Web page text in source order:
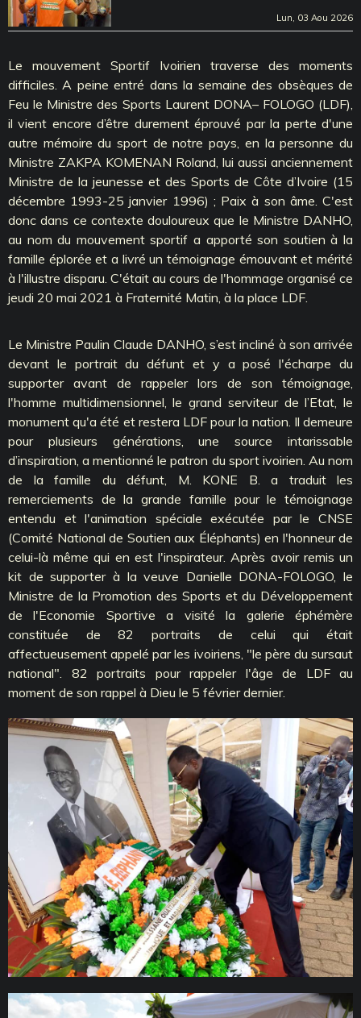
Lun, 03 Aou 2026
Le mouvement Sportif Ivoirien traverse des moments
difficiles. A peine entré dans la semaine des obsèques de
Feu le Ministre des Sports Laurent DONA– FOLOGO (LDF),
il vient encore d’être durement éprouvé par la perte d'une
autre mémoire du sport de notre pays, en la personne du
Ministre ZAKPA KOMENAN Roland, lui aussi anciennement
Ministre de la jeunesse et des Sports de Côte d’Ivoire (15
décembre 1993-25 janvier 1996) ; Paix à son âme. C'est
donc dans ce contexte douloureux que le Ministre DANHO,
au nom du mouvement sportif a apporté son soutien à la
famille éplorée et a livré un témoignage émouvant et mérité
à l'illustre disparu. C'était au cours de l'hommage organisé ce
jeudi 20 mai 2021 à Fraternité Matin, à la place LDF.
Le Ministre Paulin Claude DANHO, s’est incliné à son arrivée
devant le portrait du défunt et y a posé l'écharpe du
supporter avant de rappeler lors de son témoignage,
l'homme multidimensionnel, le grand serviteur de l’Etat, le
monument qu'a été et restera LDF pour la nation. Il demeure
pour plusieurs générations, une source intarissable
d’inspiration, a mentionné le patron du sport ivoirien. Au nom
de la famille du défunt, M. KONE B. a traduit les
remerciements de la grande famille pour le témoignage
entendu et l'animation spéciale exécutée par le CNSE
(Comité National de Soutien aux Éléphants) en l'honneur de
celui-là même qui en est l'inspirateur. Après avoir remis un
kit de supporter à la veuve Danielle DONA-FOLOGO, le
Ministre de la Promotion des Sports et du Développement
de l'Economie Sportive a visité la galerie éphémère
constituée de 82 portraits de celui qui était
affectueusement appelé par les ivoiriens, "le père du sursaut
national". 82 portraits pour rappeler l'âge de LDF au
moment de son rappel à Dieu le 5 février dernier.